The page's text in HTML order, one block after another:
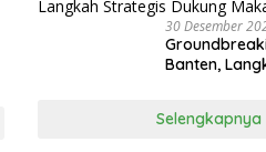
30 Desember
Banten,
Selengkapnya